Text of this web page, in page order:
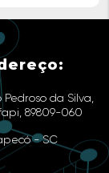
Pedroso da Silva,
89809-060
- SC